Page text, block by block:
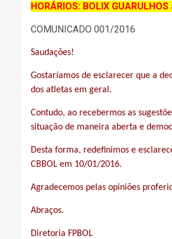
HORÁRIOS: BOLIX
COMUNICADO 001/2016
Saudações!
Gostaríamos de esclarecer que a
dos atletas em geral.
Contudo, ao recebermos as
situação de maneira aberta e
Desta forma, redefinimos e
CBBOL em 10/01/2016.
Agradecemos pelas opiniões
Abraços.
Diretoria FPBOL